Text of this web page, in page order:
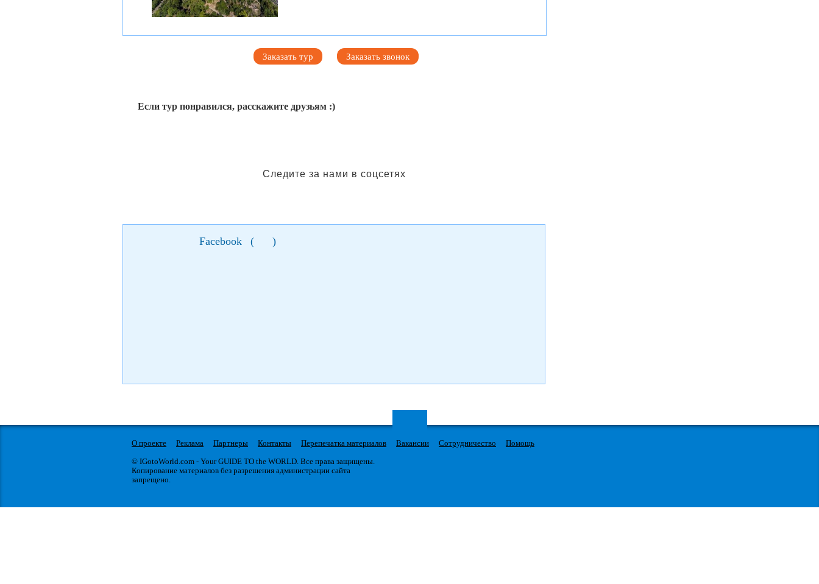
Заказать тур Заказать звонок
Если тур понравился, расскажите друзьям :)
Следите за нами в соцсетях
Facebook ( )
О проекте Реклама Партнеры Контакты Перепечатка материалов Вакансии Сотрудничество
Помощь
© IGotoWorld.com - Your GUIDE TO the WORLD. Все права защищены.
Копирование материалов без разрешения администрации сайта
запрещено.